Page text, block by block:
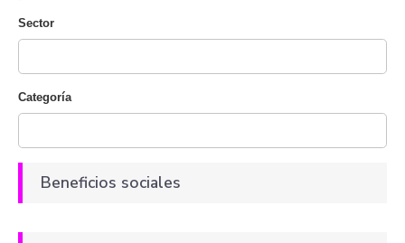
Sector
Categoría
Beneficios sociales